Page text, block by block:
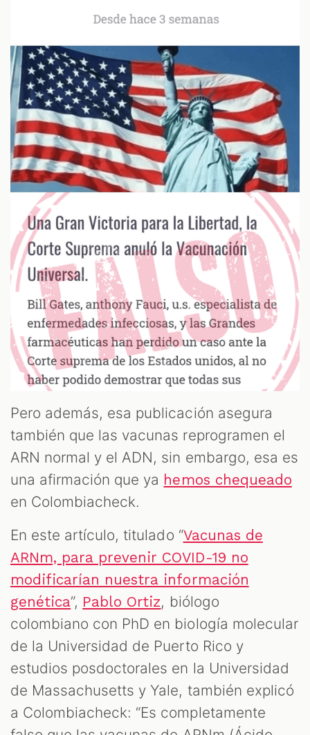
Pero además, esa publicación asegura
también que las vacunas reprogramen el
ARN normal y el ADN, sin embargo, esa es
una afirmación que ya hemos chequeado
en Colombiacheck.
En este artículo, titulado “Vacunas de
ARNm, para prevenir COVID-19 no
modificarían nuestra información
genética”, Pablo Ortiz, biólogo
colombiano con PhD en biología molecular
de la Universidad de Puerto Rico y
estudios posdoctorales en la Universidad
de Massachusetts y Yale, también explicó
a Colombiacheck: “Es completamente